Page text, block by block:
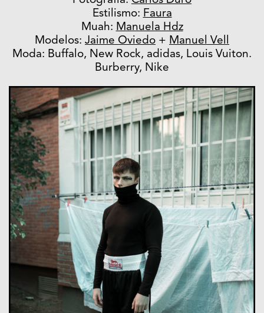
Estilismo: Faura
Muah: Manuela Hdz
Modelos: Jaime Oviedo + Manuel Vell
Moda: Buffalo, New Rock, adidas, Louis Vuiton.
Burberry, Nike